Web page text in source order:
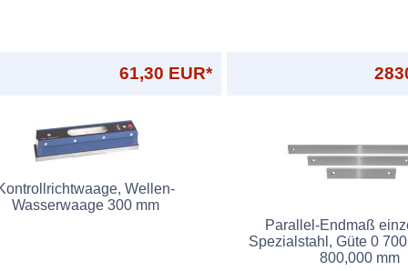
61,30 EUR*
Wellen-
Wasserwaage 300 mm
Parallel-Endmaß
Spezialstahl, Güte 0
800,000 mm